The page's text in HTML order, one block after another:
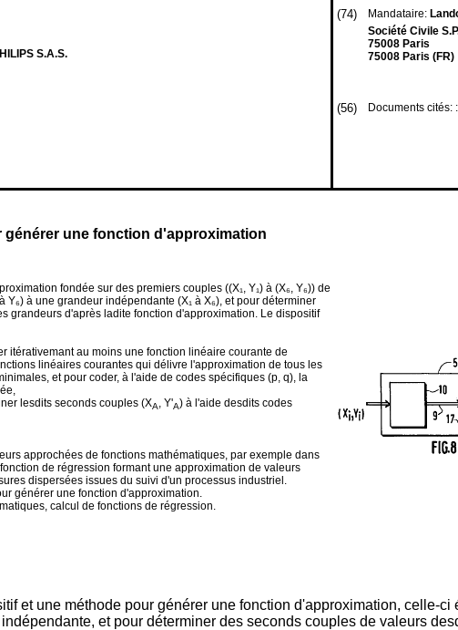
S.A.S.
(74) Mandataire:
Société Civile
75008 Paris
75008 Paris (FR)
(56) Documents cités: :
générer une fonction d'approximation
fondée sur des premiers couples ((X₁, Y₁) à (X₆, Y₆)) de
à une grandeur indépendante (X₁ à X₆), et pour déterminer
grandeurs d'après ladite fonction d'approximation. Le dispositif
itérativemant au moins une fonction linéaire courante de
linéaires courantes qui délivre l'approximation de tous les
et pour coder, à l'aide de codes spécifiques (p, q), la
lesdits seconds couples (XA, Y'A) à l'aide desdits codes
approchées de fonctions mathématiques, par exemple dans
de régression formant une approximation de valeurs
dispersées issues du suivi d'un processus industriel.
générer une fonction d'approximation.
calcul de fonctions de régression.
et une méthode pour générer une fonction d'approximation, celle-
et pour déterminer des seconds couples de valeurs